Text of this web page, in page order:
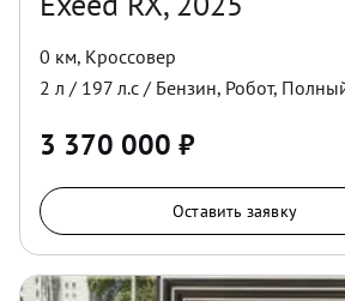
0 км, Кроссовер
2 л / 197 л.с / Бензин, Робот,
3 370 000 ₽
Оставить заявку